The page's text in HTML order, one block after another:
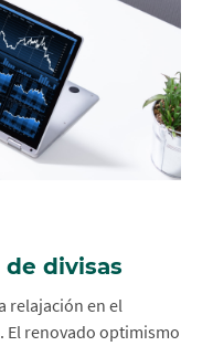
divisas
relajación en el
El renovado optimismo